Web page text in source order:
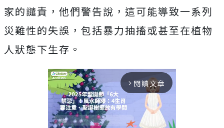
家的譴責，他們警告說，這可能導致一系列
災難性的失誤，包括暴力抽搐或甚至在植物
人狀態下生存。
arrow_forward_ios 閱讀文章